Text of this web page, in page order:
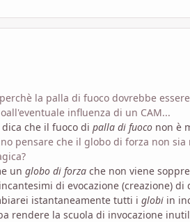
la palla di fuoco dovrebbe
influenza di un CAM...
che il fuoco di palla di fuoco non è
pensare che il globo di forza non sia
un globo di forza che non viene
di evocazione (creazione)
istantaneamente tutti i globi in
rendere la scuola di invocazione